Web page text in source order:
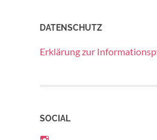
DATENSCHUTZ
Erklärung zur
SOCIAL